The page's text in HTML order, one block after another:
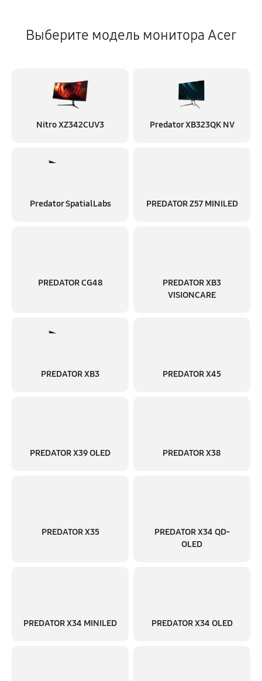
Выберите модель монитора Acer
Nitro XZ342CUV3 Predator XB323QK NV
Predator SpatialLabs PREDATOR Z57 MINILED
PREDATOR CG48
PREDATOR XB3
VISIONCARE
PREDATOR XB3 PREDATOR X45
PREDATOR X39 OLED PREDATOR X38
PREDATOR X35
PREDATOR X34 QD-
OLED
PREDATOR X34 MINILED PREDATOR X34 OLED